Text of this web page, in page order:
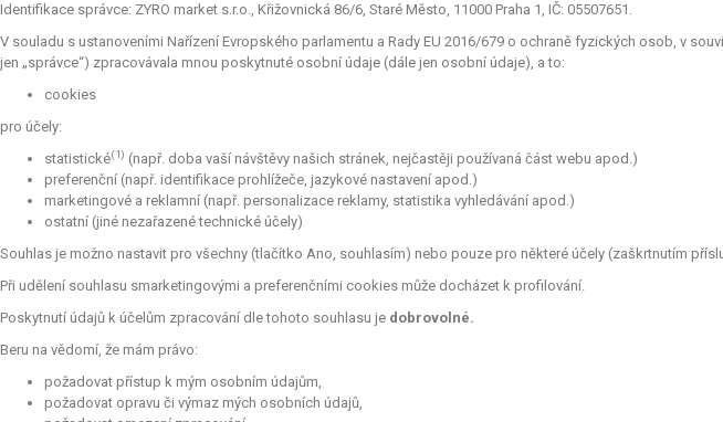
Identifikace správce: ZYRO market s.r.o., Křižovnická 86/6, Staré Město, 11000 Praha 1, IČ: 05507651.
V souladu s ustanoveními Nařízení Evropského parlamentu a Rady EU 2016/679 o ochraně fyzických osob, v
jen „správce“) zpracovávala mnou poskytnuté osobní údaje (dále jen osobní údaje), a to:
cookies
pro účely:
statistické(1) (např. doba vaší návštěvy našich stránek, nejčastěji používaná část webu apod.)
preferenční (např. identifikace prohlížeče, jazykové nastavení apod.)
marketingové a reklamní (např. personalizace reklamy, statistika vyhledávání apod.)
ostatní (jiné nezařazené technické účely)
Souhlas je možno nastavit pro všechny (tlačítko Ano, souhlasím) nebo pouze pro některé účely (zaškrtnutím
Při udělení souhlasu smarketingovými a preferenčními cookies může docházet k profilování.
Poskytnutí údajů k účelům zpracování dle tohoto souhlasu je dobrovolné.
Beru na vědomí, že mám právo:
požadovat přístup k mým osobním údajům,
požadovat opravu či výmaz mých osobních údajů,